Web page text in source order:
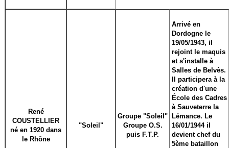
René
COUSTELLIER
né en 1920 dans
le Rhône
"Soleil"
Groupe "Soleil"
Groupe O.S.
puis F.T.P.
Arrivé en
Dordogne le
19/05/1943, il
rejoint le maquis
et s'installe à
Salles de Belvès.
Il participera à la
création d'une
École des Cadres
à Sauveterre la
Lémance. Le
16/01/1944 il
devient chef du
5ème bataillon